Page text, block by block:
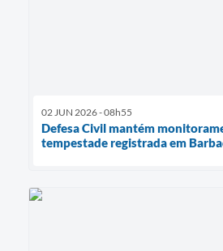
02 JUN 2026 - 08h55
Defesa Civil mantém
tempestade registrada em